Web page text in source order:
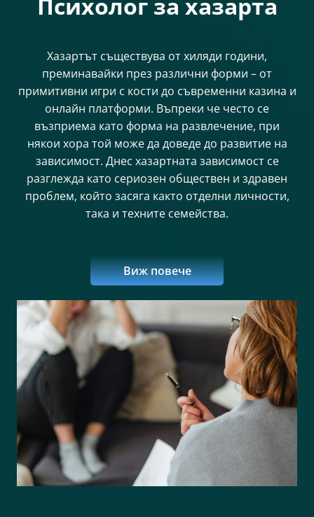
Има повтарящи се проблеми със семейството,
Когато спечели, продължава да залага.
Често променя своето настроение.
Хазартът съществува от хиляди години,
преминавайки през различни форми – от
примитивни игри с кости до съвременни казина и
онлайн платформи. Въпреки че често се
възприема като форма на развлечение, при
някои хора той може да доведе до развитие на
зависимост. Днес хазартната зависимост се
разглежда като сериозен обществен и здравен
проблем, който засяга както отделни личности,
така и техните семейства.
Виж повече